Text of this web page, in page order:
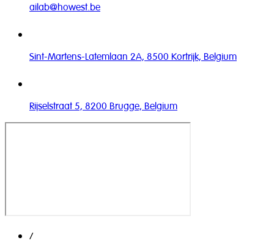
ailab@howest.be
Sint-Martens-Latemlaan 2A, 8500 Kortrijk, Belgium
Rijselstraat 5, 8200 Brugge, Belgium
/